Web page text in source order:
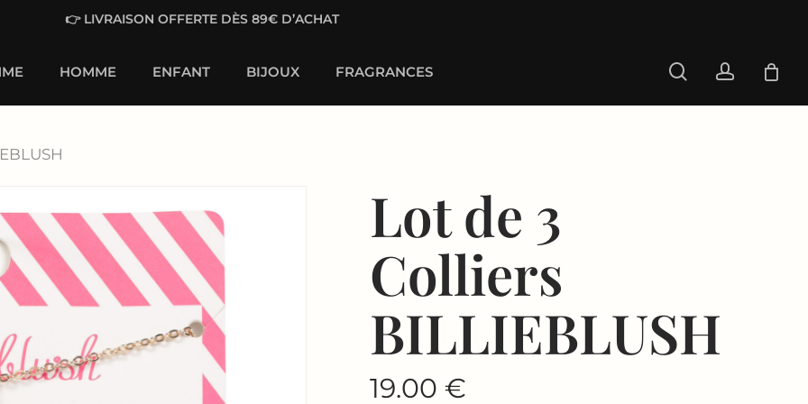
👉 LIVRAISON OFFERTE DÈS 89€ D’ACHAT
HOMME ENFANT BIJOUX FRAGRANCES searchaccount
Lot de 3
Colliers
BILLIEBLUSH
19.00 €